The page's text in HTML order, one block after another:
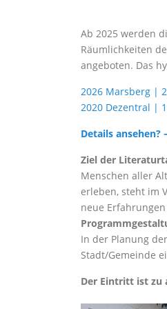
Ab 2025 werden
Räumlichkeiten
angeboten. Das
2026 Marsberg |
2020 Dezentral |
Details ansehen?
Ziel der
Menschen aller
erleben, steht im
neue
In der Planung
Stadt/Gemeinde
Der Eintritt ist zu